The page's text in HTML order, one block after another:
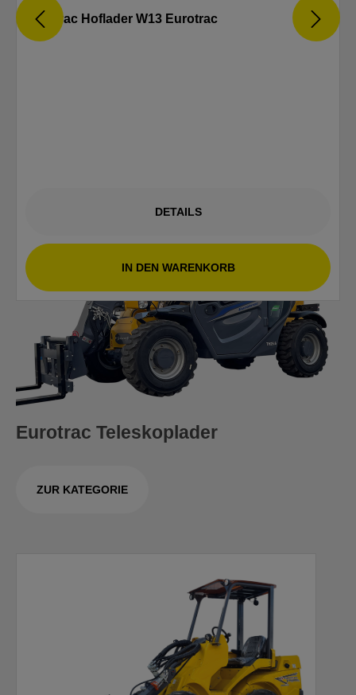
Eurotrac Hoflader W13 Eurotrac
DETAILS
IN DEN WARENKORB
Eurotrac Teleskoplader
ZUR KATEGORIE